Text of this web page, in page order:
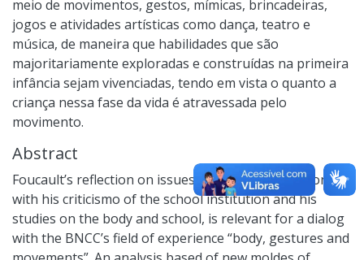
meio de movimentos, gestos, mímicas, brincadeiras,
jogos e atividades artísticas como dança, teatro e
música, de maneira que habilidades que são
majoritariamente exploradas e construídas na primeira
infância sejam vivenciadas, tendo em vista o quanto a
criança nessa fase da vida é atravessada pelo
movimento.
Abstract
Foucault’s reflection on issues relatede to education,
with his criticismo of the school institution and his
studies on the body and school, is relevant for a dialog
with the BNCC’s field of experience “body, gestures and